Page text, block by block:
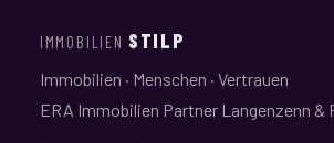
IMMOBILIEN STILP
Immobilien · Menschen · Vertrauen
ERA Immobilien Partner Langenzenn &